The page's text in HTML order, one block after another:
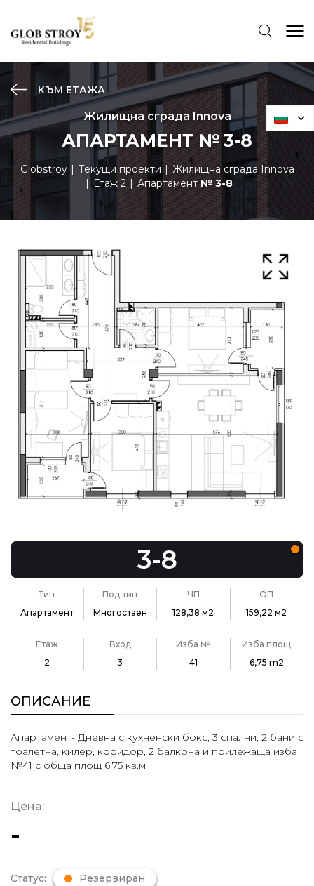
КЪМ ЕТАЖА
Жилищна сграда Innova
АПАРТАМЕНТ № 3-8
Globstroy Текущи проекти
Жилищна сграда Innova
Етаж 2
Апартамент№ 3-8
3-8
Тип
Апартамент
Под тип
Многостаен
ЧП
128,38 м2
ОП
159,22 м2
Етаж
2
Вход
3
Изба №
41
Изба площ
6,75 m2
ОПИСАНИЕ
Апартамент- Дневна с кухненски бокс, 3 спални, 2 бани с
тоалетна, килер, коридор, 2 балкона и прилежаща изба
№41 с обща площ 6,75 кв.м
Цена:
-
Статус: Резервиран